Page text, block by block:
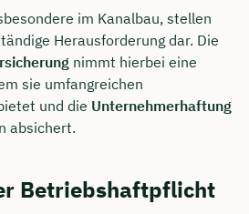
im Kanalbau, stellen
Herausforderung dar. Die
nimmt hierbei eine
sie umfangreichen
und die Unternehmerhaftung
absichert.
Betriebshaftpflicht